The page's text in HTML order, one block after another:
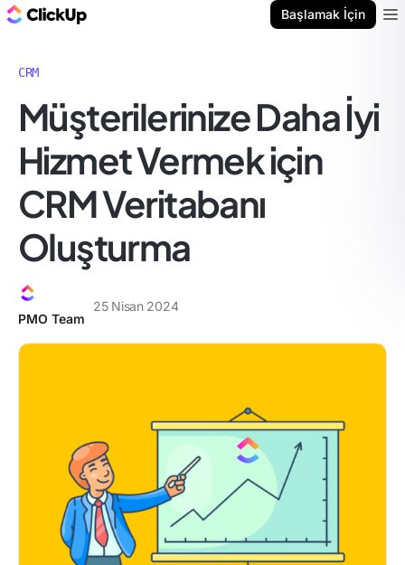
Başlamak İçin
CRM
Müşterilerinize Daha İyi
Hizmet Vermek için
CRM Veritabanı
Oluşturma
PMO Team
25 Nisan 2024